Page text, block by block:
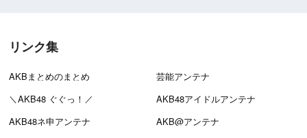
リンク集
AKBまとめのまとめ
芸能アンテナ
＼AKB48 ぐぐっ！／
AKB48アイドルアンテナ
AKB48ネ申アンテナ
AKB@アンテナ